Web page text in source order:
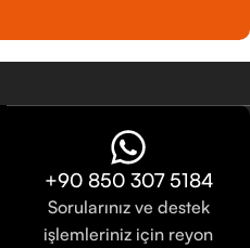
+90 850 307 5184
Sorularınız ve destek
işlemleriniz için reyon